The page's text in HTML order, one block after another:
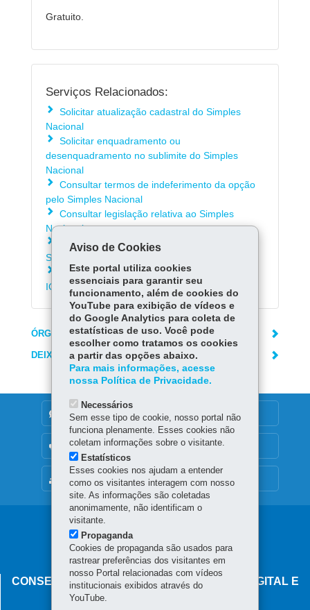
Gratuito.
Serviços Relacionados:
Solicitar atualização cadastral do Simples
Nacional
Solicitar enquadramento ou
desenquadramento no sublimite do Simples
Nacional
Consultar termos de indeferimento da opção
pelo Simples Nacional
Consultar legislação relativa ao Simples
Nacional
Consultar perguntas mais frequentes sobre o
Simples Nacional
Acessar a calculadora Simples Nacional -
ICMS/PR
ÓRGÃO RESPONSÁVEL
DEIXE SUA OPINIÃO
MAPA DO SITE
DENUNCIE CORRUPÇÃO
OUVIDORIA
Navegação
principal
CONSELHO ESTADUAL DE GOVERNANÇA DIGITAL E
SEGURANÇA DA INFORMAÇÃO
Aviso de Cookies
Este portal utiliza cookies
essenciais para garantir seu
funcionamento, além de cookies do
YouTube para exibição de vídeos e
do Google Analytics para coleta de
estatísticas de uso. Você pode
escolher como tratamos os cookies
a partir das opções abaixo.
Para mais informações, acesse
nossa Política de Privacidade.
Necessários
Sem esse tipo de cookie, nosso portal não
funciona plenamente. Esses cookies não
coletam informações sobre o visitante.
Estatísticos
Esses cookies nos ajudam a entender
como os visitantes interagem com nosso
site. As informações são coletadas
anonimamente, não identificam o
visitante.
Propaganda
Cookies de propaganda são usados para
rastrear preferências dos visitantes em
nosso Portal relacionadas com vídeos
institucionais exibidos através do
YouTube.